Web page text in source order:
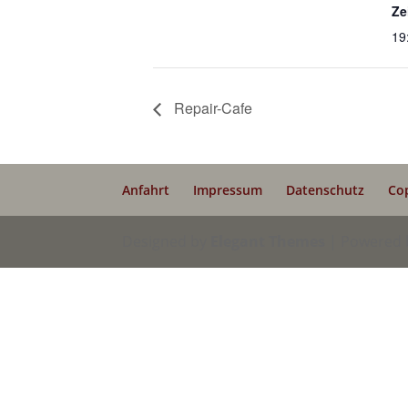
Repair-Cafe
Anfahrt Impressum Datenschutz